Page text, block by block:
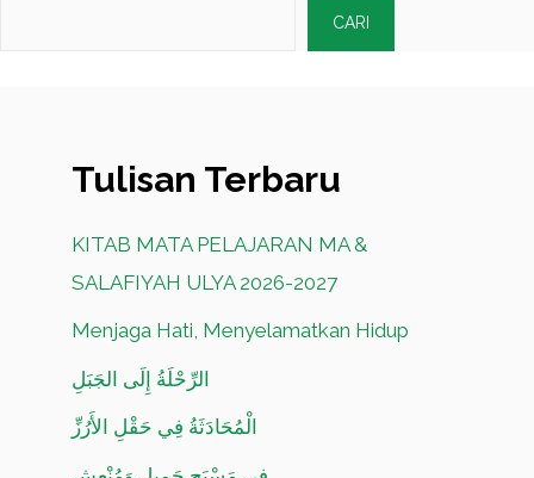
CARI
Tulisan Terbaru
KITAB MATA PELAJARAN MA &
SALAFIYAH ULYA 2026-2027
Menjaga Hati, Menyelamatkan Hidup
الرِّحْلَةُ إِلَى الجَبَلِ
الْمُحَادَثَةُ فِي حَقْلِ الأَرُزِّ